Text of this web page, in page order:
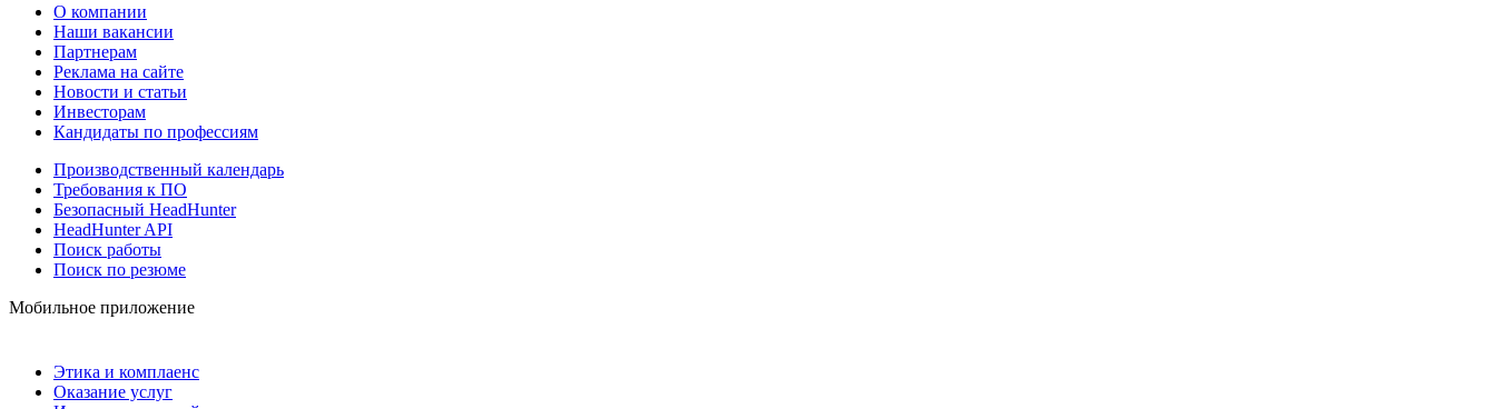
О компании
Наши вакансии
Партнерам
Реклама на сайте
Новости и статьи
Инвесторам
Кандидаты по профессиям
Производственный календарь
Требования к ПО
Безопасный HeadHunter
HeadHunter API
Поиск работы
Поиск по резюме
Мобильное приложение
Этика и комплаенс
Оказание услуг